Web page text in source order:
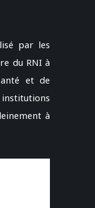
par les
du RNI à
et de
à